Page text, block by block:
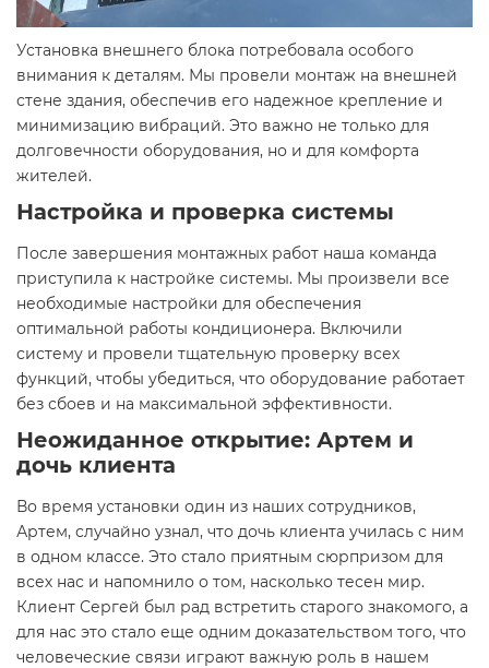
Установка внешнего блока потребовала особого
внимания к деталям. Мы провели монтаж на внешней
стене здания, обеспечив его надежное крепление и
минимизацию вибраций. Это важно не только для
долговечности оборудования, но и для комфорта
жителей.
Настройка и проверка системы
После завершения монтажных работ наша команда
приступила к настройке системы. Мы произвели все
необходимые настройки для обеспечения
оптимальной работы кондиционера. Включили
систему и провели тщательную проверку всех
функций, чтобы убедиться, что оборудование работает
без сбоев и на максимальной эффективности.
Неожиданное открытие: Артем и
дочь клиента
Во время установки один из наших сотрудников,
Артем, случайно узнал, что дочь клиента училась с ним
в одном классе. Это стало приятным сюрпризом для
всех нас и напомнило о том, насколько тесен мир.
Клиент Сергей был рад встретить старого знакомого, а
для нас это стало еще одним доказательством того, что
человеческие связи играют важную роль в нашем